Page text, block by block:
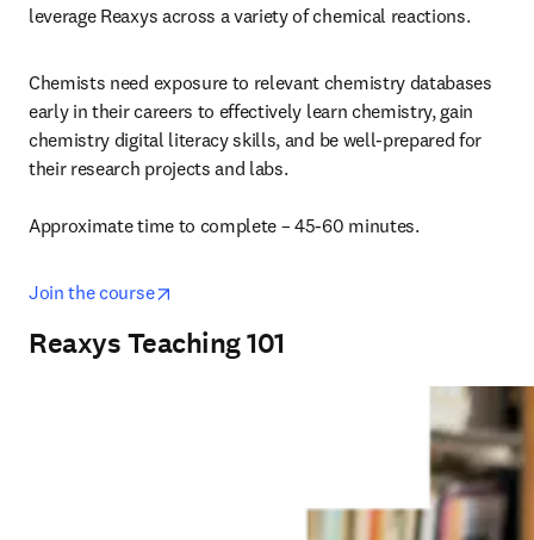
leverage Reaxys across a variety of chemical reactions.
Chemists need exposure to relevant chemistry databases
early in their careers to effectively learn chemistry, gain
chemistry digital literacy skills, and be well-prepared for
their research projects and labs.
Approximate time to complete – 45-60 minutes.
Join the course
Reaxys Teaching 101